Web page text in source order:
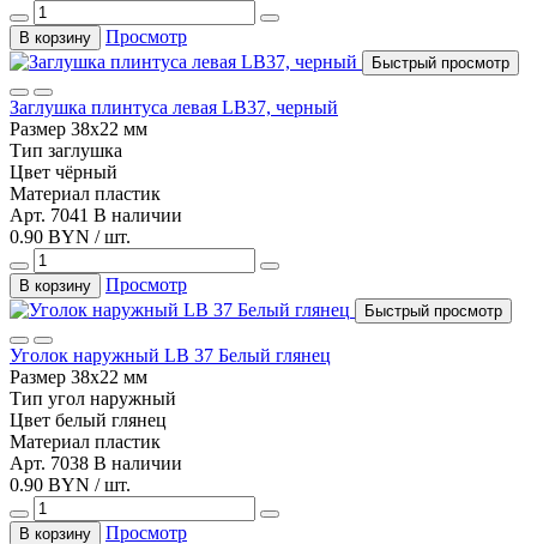
В корзину Просмотр
Быстрый просмотр
Заглушка плинтуса левая LB37, черный
Размер 38х22 мм
Тип заглушка
Цвет чёрный
Материал пластик
Арт. 7041 В наличии
0.90 BYN / шт.
В корзину Просмотр
Быстрый просмотр
Уголок наружный LB 37 Белый глянец
Размер 38х22 мм
Тип угол наружный
Цвет белый глянец
Материал пластик
Арт. 7038 В наличии
0.90 BYN / шт.
В корзину Просмотр